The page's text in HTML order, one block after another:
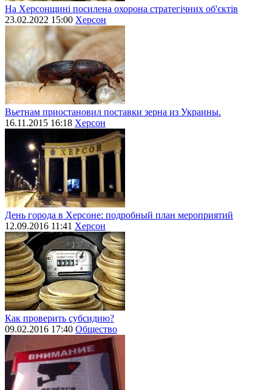
На Херсонщині посилена охорона стратегічних об'єктів
23.02.2022 15:00 Херсон
Вьетнам приостановил поставки зерна из Украины.
16.11.2015 16:18 Херсон
День города в Херсоне: подробный план мероприятий
12.09.2016 11:41 Херсон
Как проверить субсидию?
09.02.2016 17:40 Общество